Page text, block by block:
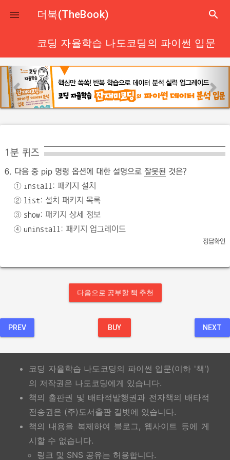
close
 더북(TheBook) search
코딩 자율학습 나도코딩의 파이썬 입문
p
r
e
u
s
e
x
1분 퀴즈
6. 다음 중 pip 명령 옵션에 대한 설명으로 잘못된 것은?
① install : 패키지 설치
② list: 설치 패키지 목록
③ show: 패키지 상세 정보
④ uninstall : 패키지 업그레이드
정답확인
다음으로 공부할 책 추천
PREV BUY NEXT
코딩 자율학습 나도코딩의 파이썬 입문(이하 '책')
의 저작권은 나도코딩에게 있습니다.
책의 출판권 및 배타적발행권과 전자책의 배타적
전송권은 (주)도서출판 길벗에 있습니다.
책의 내용을 복제하여 블로그, 웹사이트 등에 게
시할 수 없습니다.
링크 및 SNS 공유는 허용합니다.